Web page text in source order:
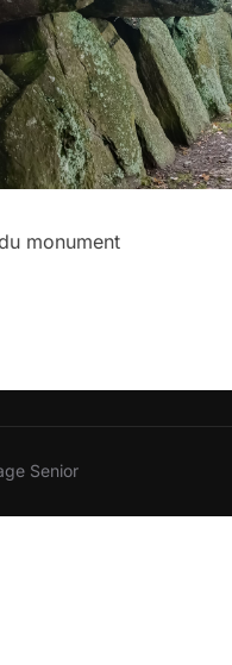
monument
Senior